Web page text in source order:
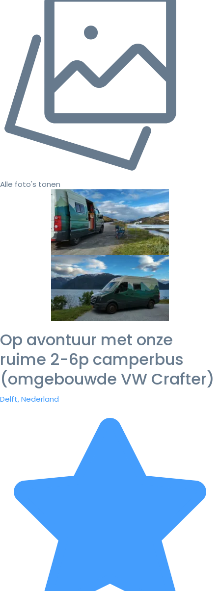
Alle foto's tonen
Op avontuur met onze
ruime 2-6p camperbus
(omgebouwde VW Crafter)
Delft, Nederland